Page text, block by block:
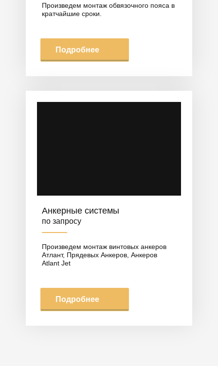
Произведем монтаж обвязочного пояса в
кратчайшие сроки.
Подробнее
Анкерные системы
по запросу
Произведем монтаж винтовых анкеров
Атлант, Прядевых Анкеров, Анкеров
Atlant Jet
Подробнее